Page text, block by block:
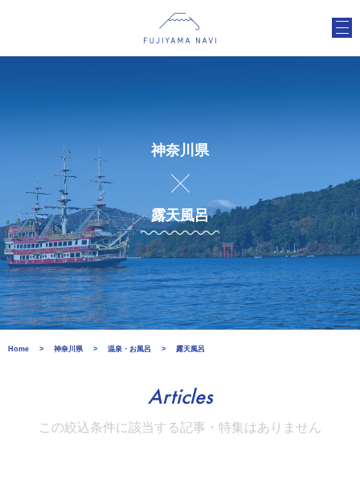
神奈川県
露天風呂
Home 神奈川県 温泉・お風呂 露天風呂
Articles
この絞込条件に該当する記事・特集はありません